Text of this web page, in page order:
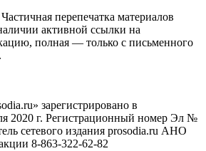
перепечатка материалов
активной ссылки на
полная — только с письменного
зарегистрировано в
2020 г. Регистрационный номер Эл №
сетевого издания prosodia.ru АНО
8-863-322-62-82